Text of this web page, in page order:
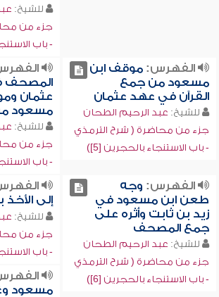
للشيخ:
جزء من
- باب
الفهرس:موقف ابن
مسعود من جمع
القرآن في عهد عثمان
للشيخ: عبد الرحيم الطحان
جزء من محاضرة ( شرح الترمذي
- باب الاستنجاء بالحجرين [5])
المصحف
عثمان
مسعود
للشيخ:
جزء من
- باب
الفهرس: وجه
طعن ابن مسعود في
زيد بن ثابت وأثره على
جمع المصحف
للشيخ: عبد الرحيم الطحان
جزء من محاضرة ( شرح الترمذي
- باب الاستنجاء بالحجرين [6])
إلى الأخذ
للشيخ:
جزء من
- باب
مسعود